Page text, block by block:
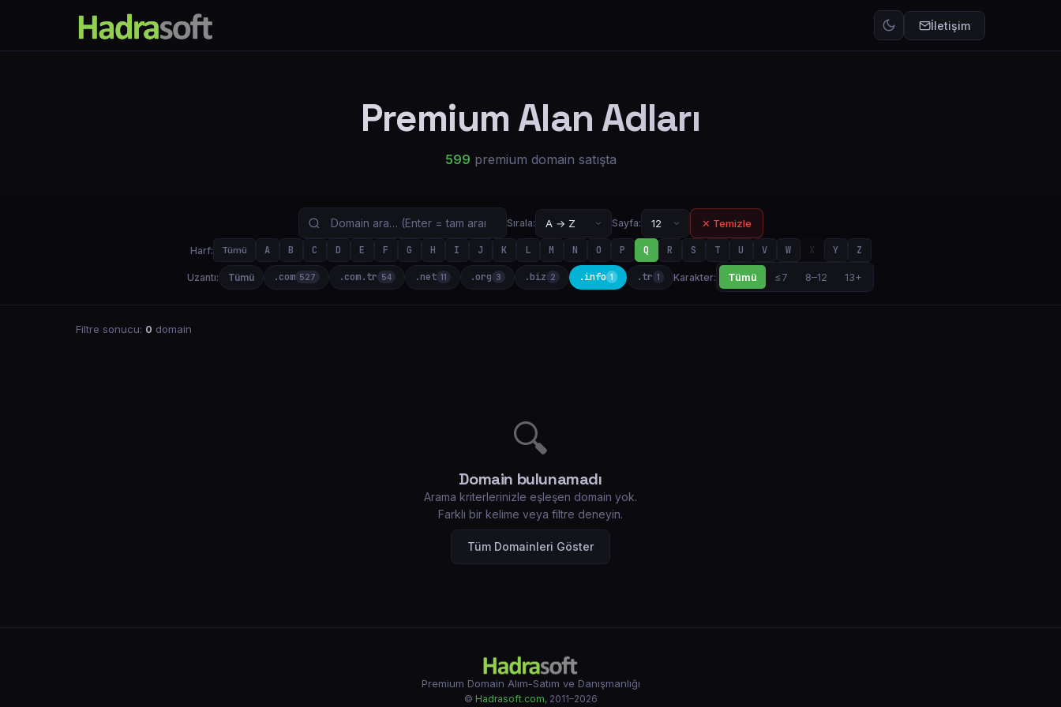
İletişim
Premium Alan Adları
599 premium domain satışta
Sırala: Sayfa: ✕ Temizle
Harf: Tümü A B C D E F G H I J K L M N O P Q R S T U V W X Y Z
Uzantı: Tümü .com 527 .com.tr 54 .net 11 .org 3 .biz 2 .info 1 .tr 1 Karakter: Tümü ≤7 8–12 13+
Filtre sonucu: 0 domain
🔍
Domain bulunamadı
Arama kriterlerinizle eşleşen domain yok.
Farklı bir kelime veya filtre deneyin.
Tüm Domainleri Göster
Premium Domain Alım-Satım ve Danışmanlığı
© Hadrasoft.com, 2011–2026